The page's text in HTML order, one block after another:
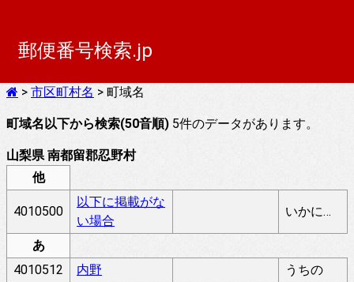
郵便番号検索.jp
> 市区町村名 > 町域名
町域名以下から検索(50音順) 5件のデータがあります。
山梨県 南都留郡忍野村
他
4010500
以下に掲載がな
い場合
いかにけいさいがないばあい
あ
4010512
内野
うちの